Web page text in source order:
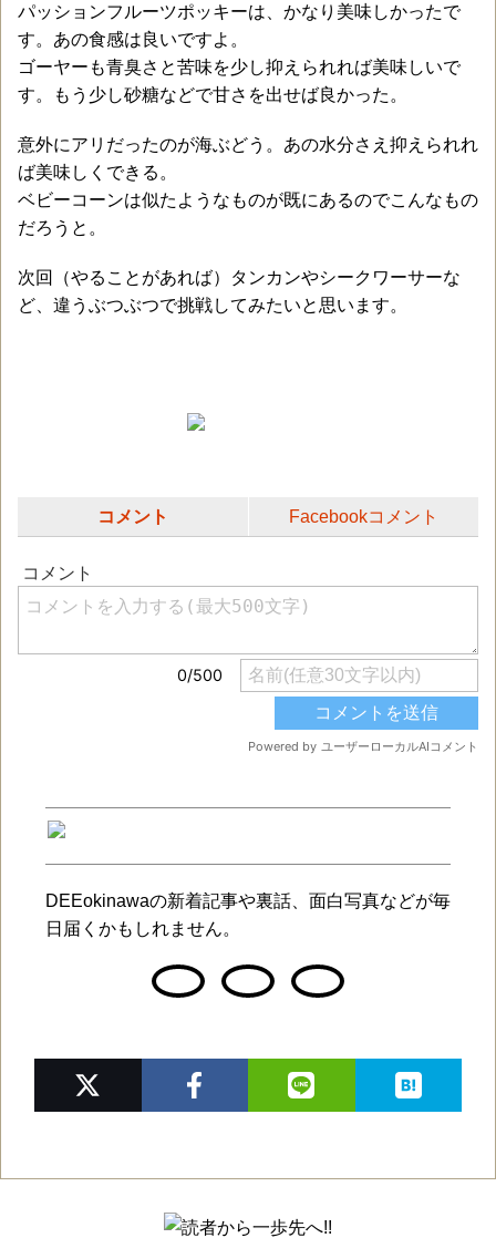
パッションフルーツポッキーは、かなり美味しかったで
す。あの食感は良いですよ。
ゴーヤーも青臭さと苦味を少し抑えられれば美味しいで
す。もう少し砂糖などで甘さを出せば良かった。
意外にアリだったのが海ぶどう。あの水分さえ抑えられれ
ば美味しくできる。
ベビーコーンは似たようなものが既にあるのでこんなもの
だろうと。
次回（やることがあれば）タンカンやシークワーサーな
ど、違うぶつぶつで挑戦してみたいと思います。
コメント Facebookコメント
DEEokinawaの新着記事や裏話、面白写真などが毎
日届くかもしれません。